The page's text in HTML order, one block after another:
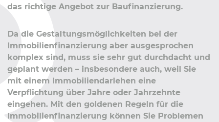
das richtige Angebot zur Baufinanzierung.
Da die Gestaltungsmöglichkeiten bei der
Immobilienfinanzierung aber ausgesprochen
komplex sind, muss sie sehr gut durchdacht und
geplant werden – insbesondere auch, weil Sie
mit einem Immobiliendarlehen eine
Verpflichtung über Jahre oder Jahrzehnte
eingehen. Mit den goldenen Regeln für die
Immobilienfinanzierung können Sie Problemen